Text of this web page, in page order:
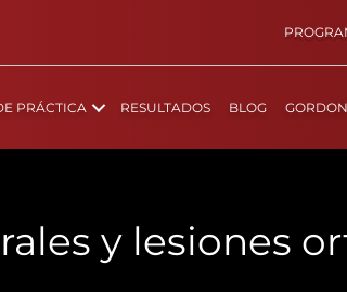
PRÁCTICA RESULTADOS BLOG
y lesiones